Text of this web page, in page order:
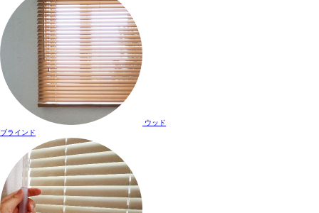
ウッド
ブラインド